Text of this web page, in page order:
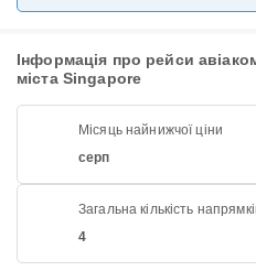
Інформація про рейси
міста Singapore
Місяць найнижчої ціни
серп
Загальна кількість
4